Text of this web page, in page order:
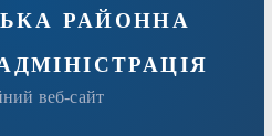
районна
веб-сайт